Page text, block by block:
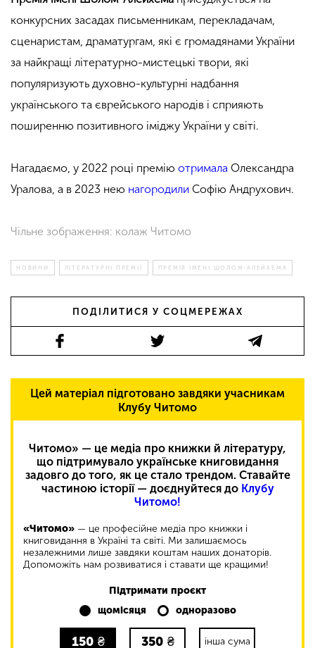
конкурсних засадах письменникам, перекладачам,
сценаристам, драматургам, які є громадянами України
за найкращі літературно-мистецькі твори, які
популяризують духовно-культурні надбання
українського та єврейського народів і сприяють
поширенню позитивного іміджу України у світі.
Нагадаємо, у 2022 році премію отримала Олександра
Уралова, а в 2023 нею нагородили Софію Андрухович.
Чільне зображення: колаж Читомо
НОВИНИ ЛІТЕРАТУРНІ ПРЕМІЇ ПРЕМІЯ ІМЕНІ ШОЛОМ-АЛЕЙХЕМА
ПОДІЛИТИСЯ У СОЦМЕРЕЖАХ
Цей матеріал підготовано завдяки учасникам
Клубу Читомо
Читомо» — це медіа про книжки й літературу,
що підтримувало українське книговидання
задовго до того, як це стало трендом. Ставайте
частиною історії — доєднуйтеся до Клубу
Читомо!
«Читомо» — це професійне медіа про книжки і
книговидання в Україні та світі. Ми залишаємось
незалежними лише завдяки коштам наших донаторів.
Допоможіть нам розвиватися і ставати ще кращими!
Підтримати проєкт
щомісяця
одноразово
150 ₴ 350 ₴ інша сума